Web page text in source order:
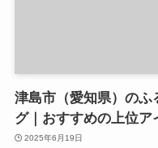
津島市（愛知県）の
グ｜おすすめの上位ア
2025年6月19日